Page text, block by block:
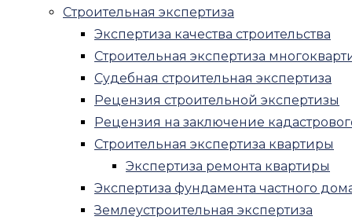
Строительная экспертиза
Экспертиза качества строительства
Строительная экспертиза
Судебная строительная экспертиза
Рецензия строительной экспертизы
Рецензия на заключение
Строительная экспертиза квартиры
Экспертиза ремонта квартиры
Экспертиза фундамента частного
Землеустроительная экспертиза
Техническая экспертиза документов
Рецензия на судебную экспертизу
Рецензия на судебно-
Рецензия на медицинскую судебную
Рецензия на почерковедческую
Правовая экспертиза договора
Вопросы и ответы
Блог
Контакты